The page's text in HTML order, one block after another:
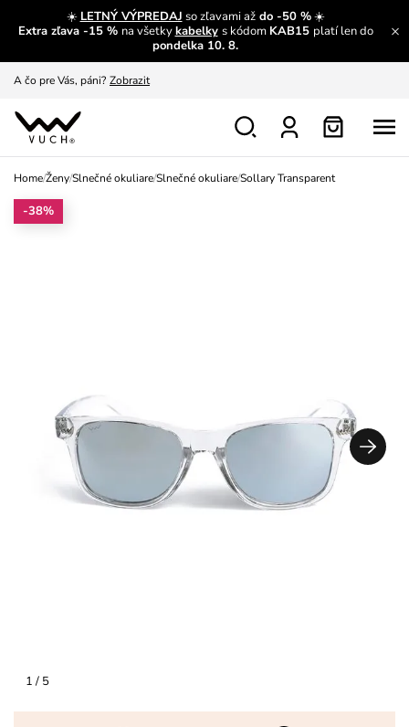
☀️ LETNÝ VÝPREDAJ so zľavami aždo -50 %☀️
Extra zľava -15 % na všetkykabelky s kódom KAB15 platí len do
pondelka 10. 8.
A čo sa inde nedozvieš? Prečítať viac
Nech sa inšpirovať
Home/Ženy/Slnečné okuliare/Slnečné okuliare/Sollary Transparent
1/ 5
-38%